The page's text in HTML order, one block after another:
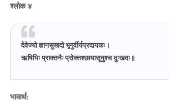
श्लोक ४
देवेज्यो ज्ञानसुखदो भृगुर्वीर्यप्रदायकः।
ऋषिभिः प्राक्तनैः प्रोक्तश्छायासूनुश्च दुःखदः॥
भावार्थ: